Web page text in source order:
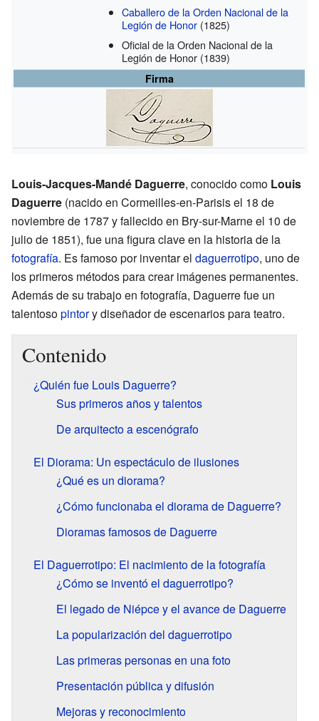
Caballero de la Orden Nacional de la
Legión de Honor (1825)
Oficial de la Orden Nacional de la
Legión de Honor (1839)
Firma
Louis-Jacques-Mandé Daguerre, conocido como Louis
Daguerre (nacido en Cormeilles-en-Parisis el 18 de
noviembre de 1787 y fallecido en Bry-sur-Marne el 10 de
julio de 1851), fue una figura clave en la historia de la
fotografía. Es famoso por inventar el daguerrotipo, uno de
los primeros métodos para crear imágenes permanentes.
Además de su trabajo en fotografía, Daguerre fue un
talentosopintory diseñador de escenarios para teatro.
Contenido
¿Quién fue Louis Daguerre?
Sus primeros años y talentos
De arquitecto a escenógrafo
El Diorama: Un espectáculo de ilusiones
¿Qué es un diorama?
¿Cómo funcionaba el diorama de Daguerre?
Dioramas famosos de Daguerre
El Daguerrotipo: El nacimiento de la fotografía
¿Cómo se inventó el daguerrotipo?
El legado de Niépce y el avance de Daguerre
La popularización del daguerrotipo
Las primeras personas en una foto
Presentación pública y difusión
Mejoras y reconocimiento